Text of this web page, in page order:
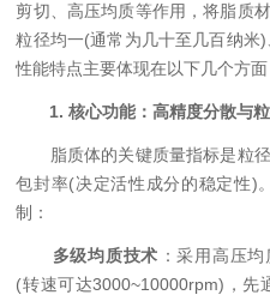
剪切、高压均质等作用，将脂质
粒径均一(通常为几十至几百纳米
性能特点主要体现在以下几个方面
​1. 核心功能：高精度分散与
脂质体的关键质量指标是粒径
包封率(决定活性成分的稳定性)
制：
​多级均质技术​ ：采用高压
(转速可达3000~10000rpm)，先